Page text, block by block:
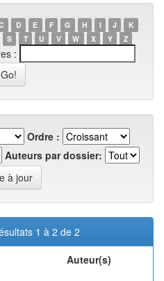
D E F G H I J
K
S T U V W X Y Z
:
Ordre :
Auteurs par dossier:
1 à 2 de 2
Auteur(s)